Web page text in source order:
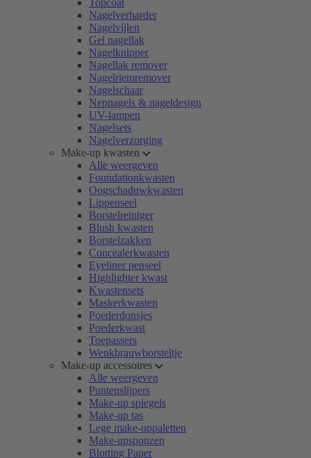
Topcoat
Nagelverharder
Nagelvijlen
Gel nagellak
Nagelknipper
Nagellak remover
Nagelriemremover
Nagelschaar
Nepnagels & nageldesign
UV-lampen
Nagelsets
Nagelverzorging
Make-up kwasten
Alle weergeven
Foundationkwasten
Oogschaduwkwasten
Lippenseel
Borstelreiniger
Blush kwasten
Borstelzakken
Concealerkwasten
Eyeliner penseel
Highlighter kwast
Kwastensets
Maskerkwasten
Poederdonsjes
Poederkwast
Toepassers
Wenkbrauwborsteltje
Make-up accessoires
Alle weergeven
Puntenslijpers
Make-up spiegels
Make-up tas
Lege make-uppaletten
Make-upsponzen
Blotting Paper